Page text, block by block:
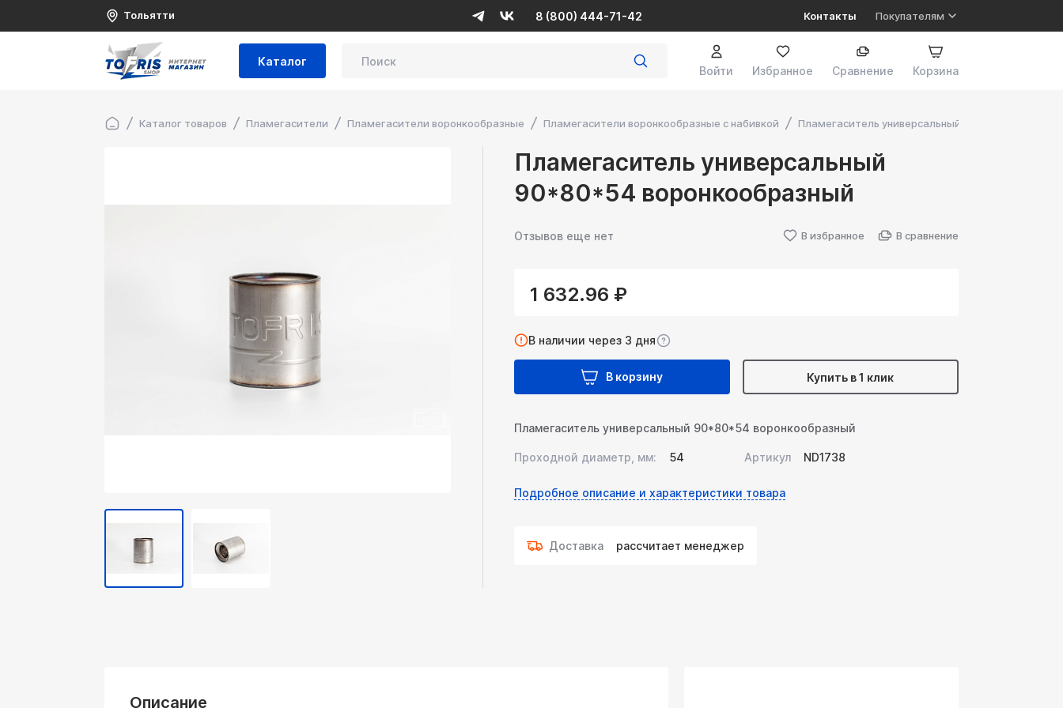
Тольятти 8 (800) 444-71-42 Контакты Покупателям
Каталог
Войти Избранное Сравнение Корзина
Каталог товаров Пламегасители Пламегасители воронкообразные Пламегасители воронкообразные с набивкой Пламегаситель универсальный 90*80*54
Пламегаситель универсальный
90*80*54 воронкообразный
Отзывов еще нет В избранное В сравнение
1 632.96 ₽
В наличии через 3 дня
В корзину Купить в 1 клик
Пламегаситель универсальный 90*80*54 воронкообразный
Проходной диаметр, мм: 54 Артикул ND1738
Подробное описание и характеристики товара
Доставка рассчитает менеджер
Описание